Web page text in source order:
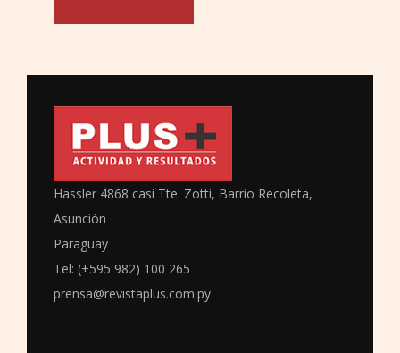
Hassler 4868 casi Tte. Zotti, Barrio Recoleta,
Asunción
Paraguay
Tel: (+595 982) 100 265
prensa@revistaplus.com.py